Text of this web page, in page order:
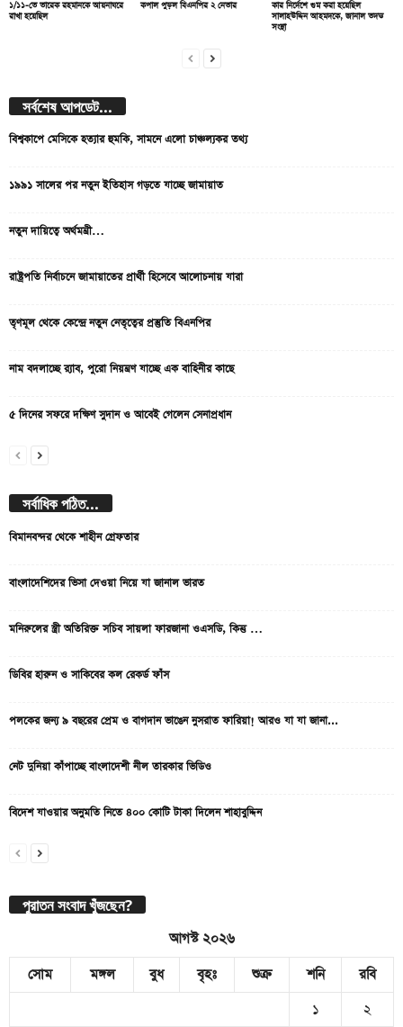
১/১১-তে তারেক রহমানকে আয়নাঘরে
রাখা হয়েছিল
কপাল পুড়ল বিএনপির ২ নেতার
কার নির্দেশে গুম করা হয়েছিল
সালাহউদ্দিন আহমদকে, জানাল তদন্ত
সংস্থা
সর্বশেষ আপডেট...
বিশ্বকাপে মেসিকে হত্যার হুমকি, সামনে এলো চাঞ্চল্যকর তথ্য
১৯৯১ সালের পর নতুন ইতিহাস গড়তে যাচ্ছে জামায়াত
নতুন দায়িত্বে অর্থমন্ত্রী…
রাষ্ট্রপতি নির্বাচনে জামায়াতের প্রার্থী হিসেবে আলোচনায় যারা
তৃণমূল থেকে কেন্দ্রে নতুন নেতৃত্বের প্রস্তুতি বিএনপির
নাম বদলাচ্ছে র‌্যাব, পুরো নিয়ন্ত্রণ যাচ্ছে এক বাহিনীর কাছে
৫ দিনের সফরে দক্ষিণ সুদান ও আবেই গেলেন সেনাপ্রধান
সর্বাধিক পঠিত...
বিমানবন্দর থেকে শাহীন গ্রেফতার
বাংলাদেশিদের ভিসা দেওয়া নিয়ে যা জানাল ভারত
মনিরুলের স্ত্রী অতিরিক্ত সচিব সায়লা ফারজানা ওএসডি, কিন্তু …
ডিবির হারুন ও সাকিবের কল রেকর্ড ফাঁস
পলকের জন্য ৯ বছরের প্রেম ও বাগদান ভাঙেন নুসরাত ফারিয়া! আরও যা যা জানা...
নেট দুনিয়া কাঁপাচ্ছে বাংলাদেশী নীল তারকার ভিডিও
বিদেশ যাওয়ার অনুমতি নিতে ৪০০ কোটি টাকা দিলেন শাহাবুদ্দিন
পুরাতন সংবাদ খুঁজছেন?
আগস্ট ২০২৬
সোম
মঙ্গল বুধ বৃহঃ শুক্র শনি
রবি
১
২